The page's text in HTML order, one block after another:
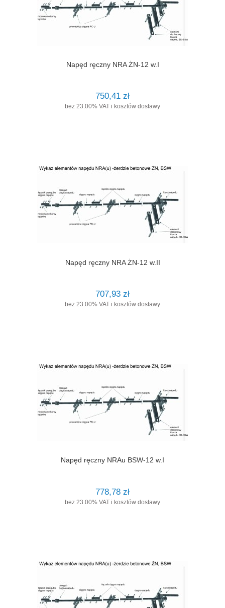
Napęd ręczny NRA ŻN-12 w.I
750,41 zł
bez 23.00% VAT i kosztów dostawy
Napęd ręczny NRA ŻN-12 w.II
707,93 zł
bez 23.00% VAT i kosztów dostawy
Napęd ręczny NRAu BSW-12 w.I
778,78 zł
bez 23.00% VAT i kosztów dostawy